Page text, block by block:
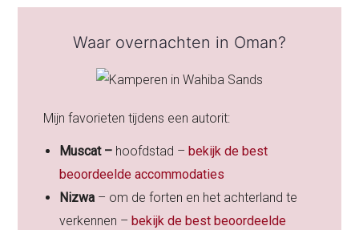
Waar overnachten in Oman?
Mijn favorieten tijdens een autorit:
Muscat – hoofdstad – bekijk de best
beoordeelde accommodaties
Nizwa – om de forten en het achterland te
verkennen – bekijk de best beoordeelde